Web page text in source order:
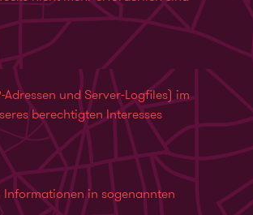
und Server-Logfiles) im
berechtigten Interesses
in sogenannten